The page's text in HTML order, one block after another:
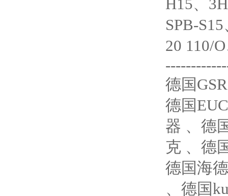
H15、
SPB-
20 110/
德国
德国
器 、德
克 、德
德国海
、德国